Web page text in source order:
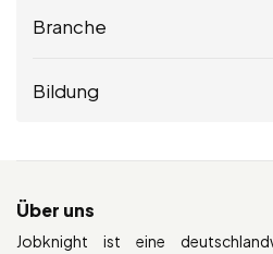
Branche
Bildung
Über uns
Jobknight ist eine